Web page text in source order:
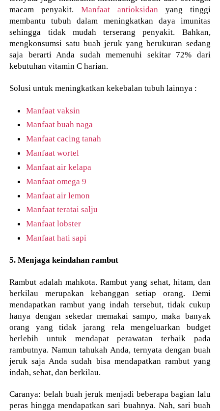
macam penyakit.Manfaat antioksidan yang tinggi
membantu tubuh dalam meningkatkan daya imunitas
sehingga tidak mudah terserang penyakit. Bahkan,
mengkonsumsi satu buah jeruk yang berukuran sedang
saja berarti Anda sudah memenuhi sekitar 72% dari
kebutuhan vitamin C harian.
Solusi untuk meningkatkan kekebalan tubuh lainnya :
Manfaat vaksin
Manfaat buah naga
Manfaat cacing tanah
Manfaat wortel
Manfaat air kelapa
Manfaat omega 9
Manfaat air lemon
Manfaat teratai salju
Manfaat lobster
Manfaat hati sapi
5. Menjaga keindahan rambut
Rambut adalah mahkota. Rambut yang sehat, hitam, dan
berkilau merupakan kebanggan setiap orang. Demi
mendapatkan rambut yang indah tersebut, tidak cukup
hanya dengan sekedar memakai sampo, maka banyak
orang yang tidak jarang rela mengeluarkan budget
berlebih untuk mendapat perawatan terbaik pada
rambutnya. Namun tahukah Anda, ternyata dengan buah
jeruk saja Anda sudah bisa mendapatkan rambut yang
indah, sehat, dan berkilau.
Caranya: belah buah jeruk menjadi beberapa bagian lalu
peras hingga mendapatkan sari buahnya. Nah, sari buah